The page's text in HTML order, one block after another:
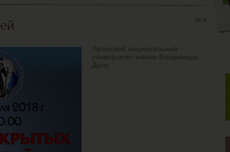
20:14
Луганский национальный
университет имени Владимира
Даля